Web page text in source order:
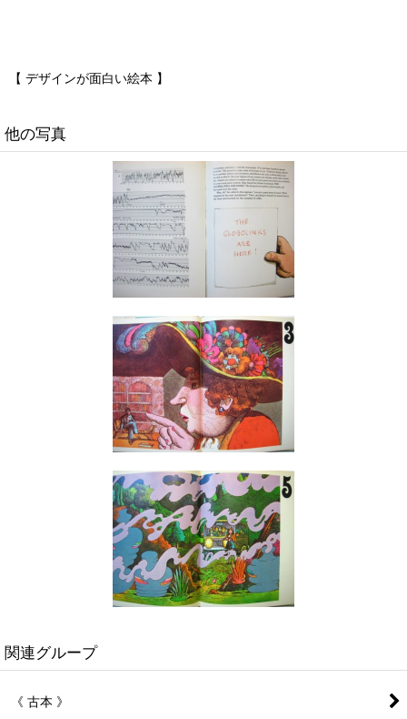
【 デザインが面白い絵本 】
他の写真
関連グループ
《 古本 》